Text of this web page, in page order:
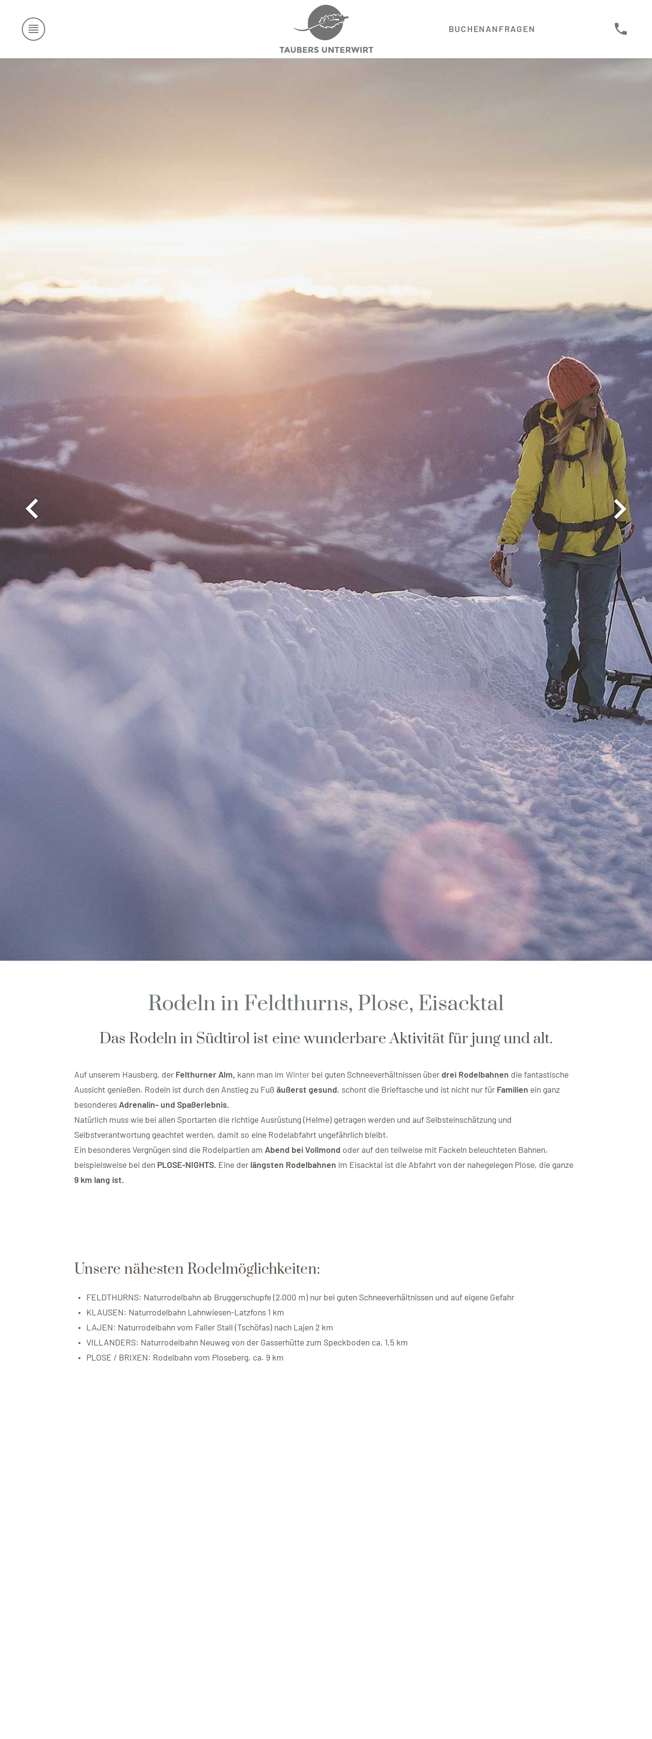
BUCHENANFRAGEN
Rodeln in Feldthurns, Plose, Eisacktal
Das Rodeln in Südtirol ist eine wunderbare Aktivität für jung und alt.
Auf unserem Hausberg, der Felthurner Alm, kann man im Winter bei guten Schneeverhältnissen über drei Rodelbahnen die fantastische
Aussicht genießen. Rodeln ist durch den Anstieg zu Fuß äußerst gesund, schont die Brieftasche und ist nicht nur für Familien ein ganz
besonderes Adrenalin- und Spaßerlebnis.
Natürlich muss wie bei allen Sportarten die richtige Ausrüstung (Helme) getragen werden und auf Selbsteinschätzung und
Selbstverantwortung geachtet werden, damit so eine Rodelabfahrt ungefährlich bleibt.
Ein besonderes Vergnügen sind die Rodelpartien am Abend bei Vollmond oder auf den teilweise mit Fackeln beleuchteten Bahnen,
beispielsweise bei den PLOSE-NIGHTS. Eine der längsten Rodelbahnen im Eisacktal ist die Abfahrt von der nahegelegen Plose, die ganze
9 km lang ist.
Unsere nähesten Rodelmöglichkeiten:
FELDTHURNS: Naturrodelbahn ab Bruggerschupfe (2.000 m) nur bei guten Schneeverhältnissen und auf eigene Gefahr
KLAUSEN: Naturrodelbahn Lahnwiesen-Latzfons 1 km
LAJEN: Naturrodelbahn vom Faller Stall (Tschöfas) nach Lajen 2 km
VILLANDERS: Naturrodelbahn Neuweg von der Gasserhütte zum Speckboden ca, 1,5 km
PLOSE / BRIXEN: Rodelbahn vom Ploseberg, ca. 9 km